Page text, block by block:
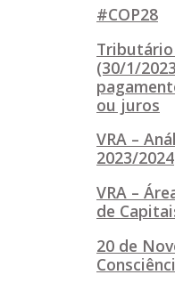
#COP28
Tributário
(30/1/
ou juros
VRA –
2023/2024
VRA –
de
20 de